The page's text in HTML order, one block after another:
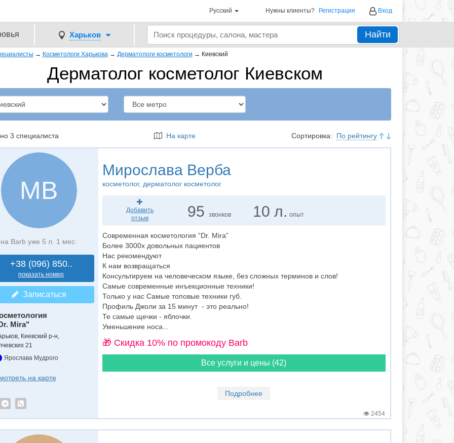
Русский Нужны клиенты? Регистрация Вход
Харьков Найти
→ Косметологи Харькова → Дерматологи косметологи → Киевский
Дерматолог косметолог Киевском
3 специалиста На карте Сортировка: По рейтингу
МВ
на Barb уже 5 л. 1 мес.
+38 (096) 850..
показать номер
Записаться
Mira"
Киевский р-н,
21
Ярослава Мудрого
на карте
Мирослава Верба
косметолог, дерматолог косметолог
Добавить
отзыв
95 звонков 10 л. опыт
Современная косметология “Dr. Mira”⁣⁣
Более 3000х довольных пациентов
Нас рекомендуют
К нам возвращаться
Консультируем на человеческом языке, без сложных терминов и слов!
⁣⁣Самые современные инъекционные техники!
Только у нас Самые топовые техники губ.
Профиль Джоли за 15 минут - это реально!
Те самые щечки - яблочки.
Уменьшение носа...
🎁 Cкидка 10% по промокоду Barb
Все услуги и цены (42)
Подробнее
2454